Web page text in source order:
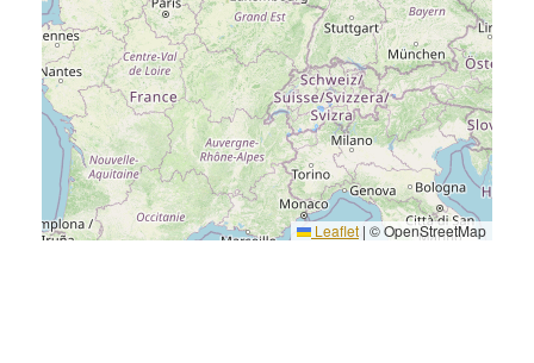
Leaflet | © OpenStreetMap